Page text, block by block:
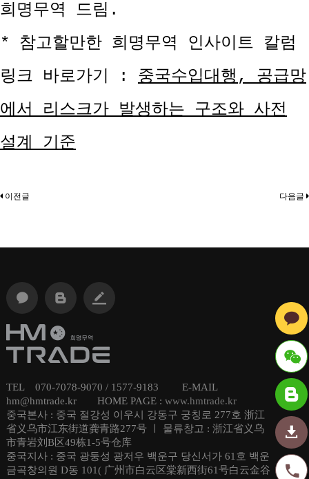
ID : hmt
radechi
na
희명무역 드림.
* 참고할만한 희명무역 인사이트 칼럼
링크 바로가기 : 중국수입대행, 공급망
에서 리스크가 발생하는 구조와 사전
설계 기준
이전글 다음글
TEL 070-7078-9070 / 1577-9183 E-MAIL
hm@hmtrade.kr HOME PAGE : www.hmtrade.kr
중국본사 : 중국 절강성 이우시 강동구 궁칭로 277호 浙江
省义乌市江东街道龚青路277号 ㅣ 물류창고 : 浙江省义乌
市青岩刘B区49栋1-5号仓库
중국지사 : 중국 광둥성 광저우 백운구 당신서가 61호 백운
금곡창의원 D동 101( 广州市白云区棠新西街61号白云金谷